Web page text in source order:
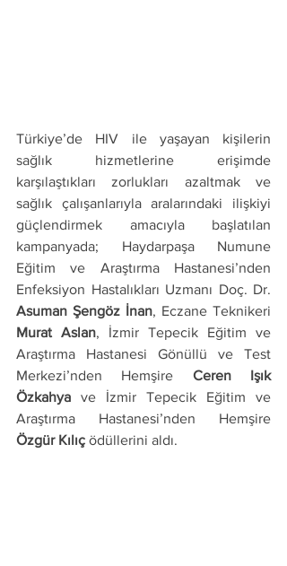
Türkiye’de HIV ile yaşayan kişilerin
sağlık hizmetlerine erişimde
karşılaştıkları zorlukları azaltmak ve
sağlık çalışanlarıyla aralarındaki ilişkiyi
güçlendirmek amacıyla başlatılan
kampanyada; Haydarpaşa Numune
Eğitim ve Araştırma Hastanesi’nden
Asuman Şengöz İnan
Murat Aslan, İzmir Tepecik Eğitim ve
Araştırma Hastanesi Gönüllü ve Test
Merkezi’nden Hemşire Ceren Işık
Özkahya ve İzmir Tepecik Eğitim ve
Özgür Kılıç ödüllerini aldı.